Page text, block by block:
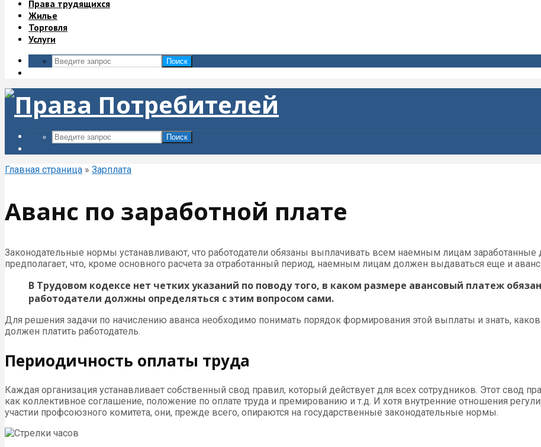
Права трудящихся
Жилье
Торговля
Услуги
Поиск
Поиск
Главная страница » Зарплата
Аванс по заработной плате
Законодательные нормы устанавливают, что работодатели обязаны выплачивать всем наемным лицам заработанные
предполагает, что, кроме основного расчета за отработанный период, наемным лицам должен выдаваться еще и аванс.
В Трудовом кодексе нет четких указаний по поводу того, в каком размере авансовый платеж
работодатели должны определяться с этим вопросом сами.
Для решения задачи по начислению аванса необходимо понимать порядок формирования этой выплаты и знать,
должен платить работодатель.
Периодичность оплаты труда
Каждая организация устанавливает собственный свод правил, который действует для всех сотрудников. Этот свод
как коллективное соглашение, положение по оплате труда и премированию и т.д. И хотя внутренние отношения
участии профсоюзного комитета, они, прежде всего, опираются на государственные законодательные нормы.